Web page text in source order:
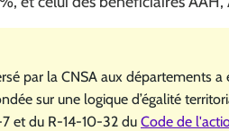
par la CNSA aux départements a
une nouvelle fenêtre)
sur une logique d’égalité
et du R-14-10-32 du Code de